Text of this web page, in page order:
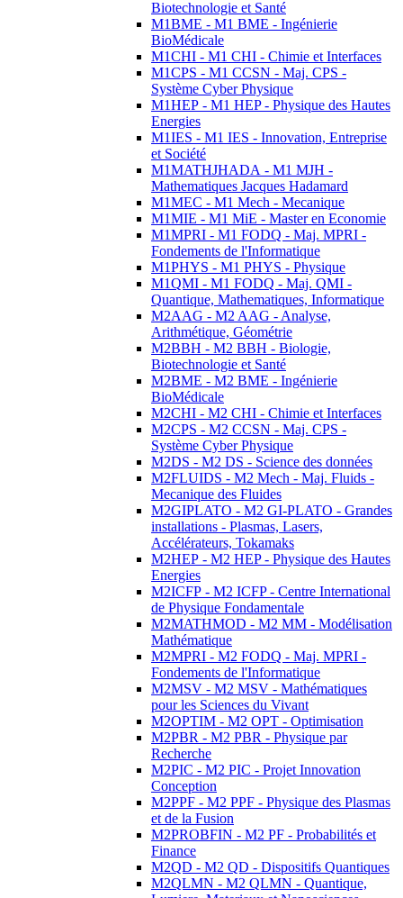
Biotechnologie et Santé
M1BME - M1 BME - Ingénierie
BioMédicale
M1CHI - M1 CHI - Chimie et Interfaces
M1CPS - M1 CCSN - Maj. CPS -
Système Cyber Physique
M1HEP - M1 HEP - Physique des Hautes
Energies
M1IES - M1 IES - Innovation, Entreprise
et Société
M1MATHJHADA - M1 MJH -
Mathematiques Jacques Hadamard
M1MEC - M1 Mech - Mecanique
M1MIE - M1 MiE - Master en Economie
M1MPRI - M1 FODQ - Maj. MPRI -
Fondements de l'Informatique
M1PHYS - M1 PHYS - Physique
M1QMI - M1 FODQ - Maj. QMI -
Quantique, Mathematiques, Informatique
M2AAG - M2 AAG - Analyse,
Arithmétique, Géométrie
M2BBH - M2 BBH - Biologie,
Biotechnologie et Santé
M2BME - M2 BME - Ingénierie
BioMédicale
M2CHI - M2 CHI - Chimie et Interfaces
M2CPS - M2 CCSN - Maj. CPS -
Système Cyber Physique
M2DS - M2 DS - Science des données
M2FLUIDS - M2 Mech - Maj. Fluids -
Mecanique des Fluides
M2GIPLATO - M2 GI-PLATO - Grandes
installations - Plasmas, Lasers,
Accélérateurs, Tokamaks
M2HEP - M2 HEP - Physique des Hautes
Energies
M2ICFP - M2 ICFP - Centre International
de Physique Fondamentale
M2MATHMOD - M2 MM - Modélisation
Mathématique
M2MPRI - M2 FODQ - Maj. MPRI -
Fondements de l'Informatique
M2MSV - M2 MSV - Mathématiques
pour les Sciences du Vivant
M2OPTIM - M2 OPT - Optimisation
M2PBR - M2 PBR - Physique par
Recherche
M2PIC - M2 PIC - Projet Innovation
Conception
M2PPF - M2 PPF - Physique des Plasmas
et de la Fusion
M2PROBFIN - M2 PF - Probabilités et
Finance
M2QD - M2 QD - Dispositifs Quantiques
M2QLMN - M2 QLMN - Quantique,